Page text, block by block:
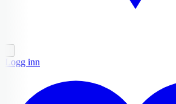
Logg inn